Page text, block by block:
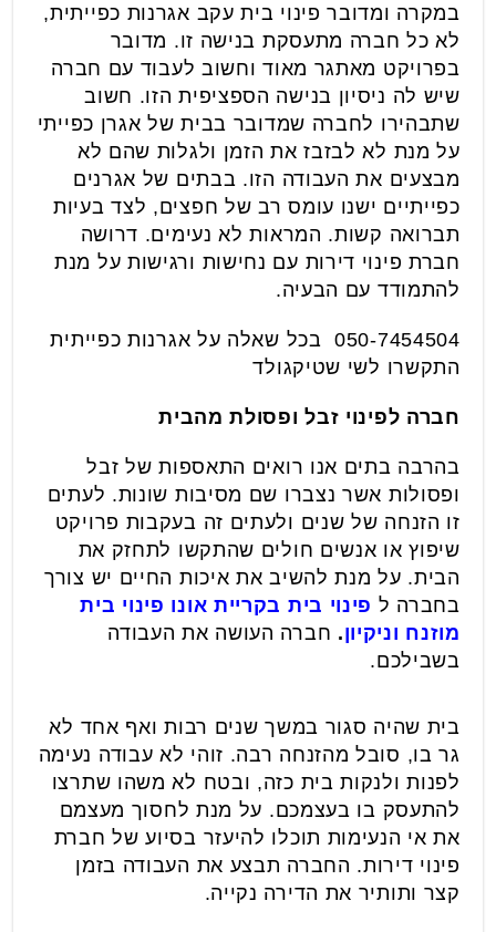
במקרה ומדובר פינוי בית עקב אגרנות כפייתית,
לא כל חברה מתעסקת בנישה זו. מדובר
בפרויקט מאתגר מאוד וחשוב לעבוד עם חברה
שיש לה ניסיון בנישה הספציפית הזו. חשוב
שתבהירו לחברה שמדובר בבית של אגרן כפייתי
על מנת לא לבזבז את הזמן ולגלות שהם לא
מבצעים את העבודה הזו. בבתים של אגרנים
כפייתיים ישנו עומס רב של חפצים, לצד בעיות
תברואה קשות. המראות לא נעימים. דרושה
חברת פינוי דירות עם נחישות ורגישות על מנת
להתמודד עם הבעיה.
050-7454504 בכל שאלה על אגרנות כפייתית
התקשרו לשי שטיקגולד
חברה לפינוי זבל ופסולת מהבית
בהרבה בתים אנו רואים התאספות של זבל
ופסולות אשר נצברו שם מסיבות שונות. לעתים
זו הזנחה של שנים ולעתים זה בעקבות פרויקט
שיפוץ או אנשים חולים שהתקשו לתחזק את
הבית. על מנת להשיב את איכות החיים יש צורך
בחברה ל פינוי בית בקריית אונו פינוי בית
מוזנח וניקיון. חברה העושה את העבודה
בשבילכם.
בית שהיה סגור במשך שנים רבות ואף אחד לא
גר בו, סובל מהזנחה רבה. זוהי לא עבודה נעימה
לפנות ולנקות בית כזה, ובטח לא משהו שתרצו
להתעסק בו בעצמכם. על מנת לחסוך מעצמם
את אי הנעימות תוכלו להיעזר בסיוע של חברת
פינוי דירות. החברה תבצע את העבודה בזמן
קצר ותותיר את הדירה נקייה.